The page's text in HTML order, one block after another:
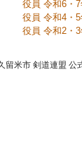
役員 令和6・
役員 令和4・
役員 令和2・
留米市 剣道連盟